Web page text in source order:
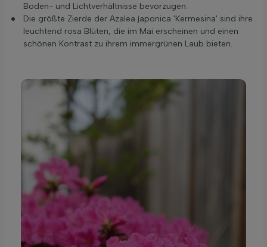
Boden- und Lichtverhältnisse bevorzugen.
Die größte Zierde der Azalea japonica 'Kermesina' sind ihre
leuchtend rosa Blüten, die im Mai erscheinen und einen
schönen Kontrast zu ihrem immergrünen Laub bieten.